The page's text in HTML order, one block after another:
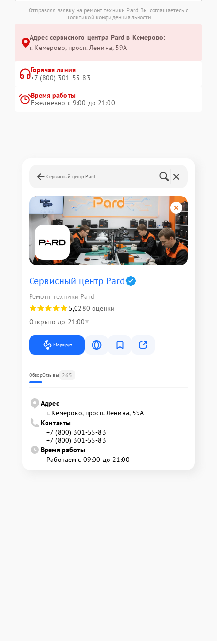
Отправляя заявку на ремонт техники Pard, Вы соглашаетесь с
Политикой конфиденциальности
Адрес сервисного центра Pard в Кемерово:
г. Кемерово, просп. Ленина, 59А
Горячая линия
+7 (800) 301-55-83
Время работы
Ежедневно с 9:00 до 21:00
Сервисный центр Pard
Сервисный центр Pard
Ремонт техники Pard
5,0280 оценки
Открыто до 21:00
Маршрут
ОбзорОтзывы 265
Адрес
г. Кемерово, просп. Ленина, 59А
Контакты
+7 (800) 301-55-83
+7 (800) 301-55-83
Время работы
Работаем с 09:00 до 21:00